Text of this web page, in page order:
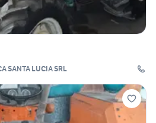
SANTA LUCIA SRL